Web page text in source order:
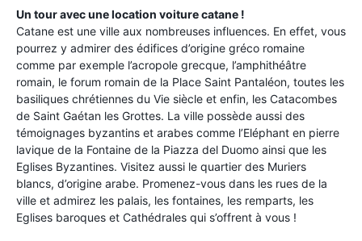
Un tour avec une location voiture catane !
Catane est une ville aux nombreuses influences. En effet, vous
pourrez y admirer des édifices d’origine gréco romaine
comme par exemple l’acropole grecque, l’amphithéâtre
romain, le forum romain de la Place Saint Pantaléon, toutes les
basiliques chrétiennes du Vie siècle et enfin, les Catacombes
de Saint Gaétan les Grottes. La ville possède aussi des
témoignages byzantins et arabes comme l’Eléphant en pierre
lavique de la Fontaine de la Piazza del Duomo ainsi que les
Eglises Byzantines. Visitez aussi le quartier des Muriers
blancs, d’origine arabe. Promenez-vous dans les rues de la
ville et admirez les palais, les fontaines, les remparts, les
Eglises baroques et Cathédrales qui s’offrent à vous !